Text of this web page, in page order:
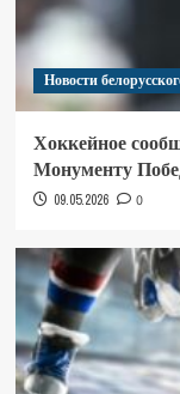
Новости
Хоккейное
Монументу
09.05.2026 0